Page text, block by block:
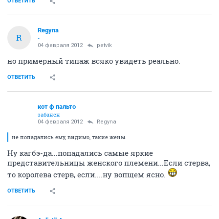
R
Regyna
-
04 февраля 2012 petvik
но примерный типаж всяко увидеть реально.
ОТВЕТИТЬ
кот ф пальто
забанен
04 февраля 2012 Regyna
не попадались ему, видимо, такие жены.
Ну кагбэ-да...попадались самые яркие
представительницы женского племени...Если стерва,
то королева стерв, если....ну вопщем ясно.
ОТВЕТИТЬ